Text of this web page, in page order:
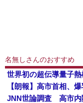
名無しさんのおすすめ
【朗報】高市首相、